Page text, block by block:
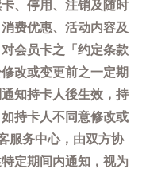
、停用、注销及随时
费优惠、活动内容及
会员卡之「约定条款
改或变更前之一定期
知持卡人後生效，持
持卡人不同意修改或
服务中心，由双方协
定期间内通知，视为